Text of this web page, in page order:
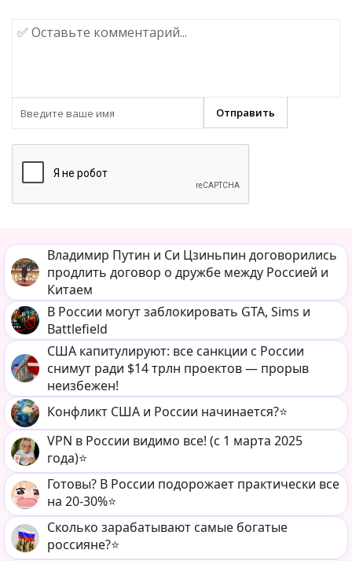
Владимир Путин и Си Цзиньпин договорились
продлить договор о дружбе между Россией и
Китаем
В России могут заблокировать GTA, Sims и
Battlefield
США капитулируют: все санкции с России
снимут ради $14 трлн проектов — прорыв
неизбежен!
Конфликт США и России начинается?⭐️
VPN в России видимо все! (c 1 марта 2025
года)⭐️
Готовы? В России подорожает практически все
на 20-30%⭐️
Сколько зарабатывают самые богатые
россияне?⭐️